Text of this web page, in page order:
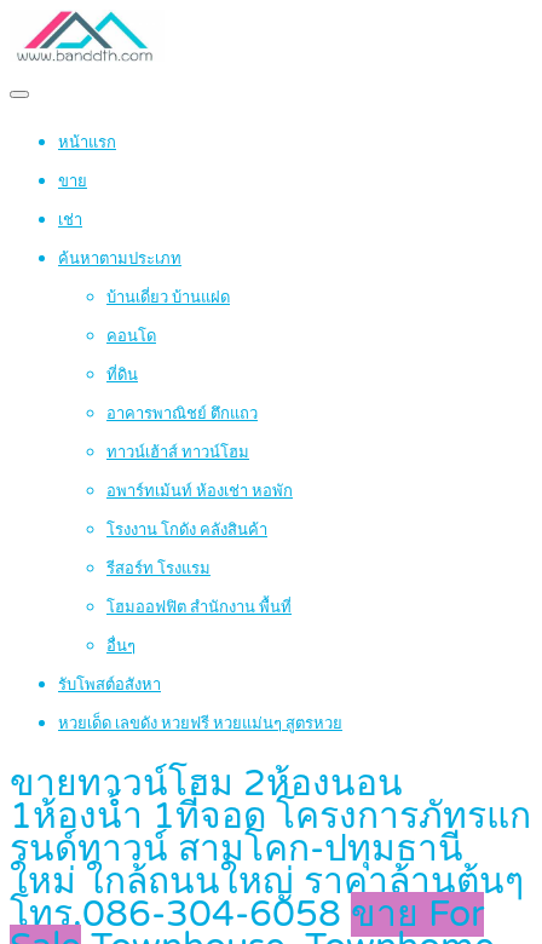
หน้าแรก
ขาย
เช่า
ค้นหาตามประเภท
บ้านเดี่ยว บ้านแฝด
คอนโด
ที่ดิน
อาคารพาณิชย์ ตึกแถว
ทาวน์เฮ้าส์ ทาวน์โฮม
อพาร์ทเม้นท์ ห้องเช่า หอพัก
โรงงาน โกดัง คลังสินค้า
รีสอร์ท โรงแรม
โฮมออฟฟิต สำนักงาน พื้นที่
อื่นๆ
รับโพสต์อสังหา
หวยเด็ด เลขดัง หวยฟรี หวยแม่นๆ สูตรหวย
ขายทาวน์โฮม 2ห้องนอน
1ห้องน้ำ 1ที่จอด โครงการภัทรแก
รนด์ทาวน์ สามโคก-ปทุมธานี
ใหม่ ใกล้ถนนใหญ่ ราคาล้านต้นๆ
โทร.086-304-6058 ขาย For